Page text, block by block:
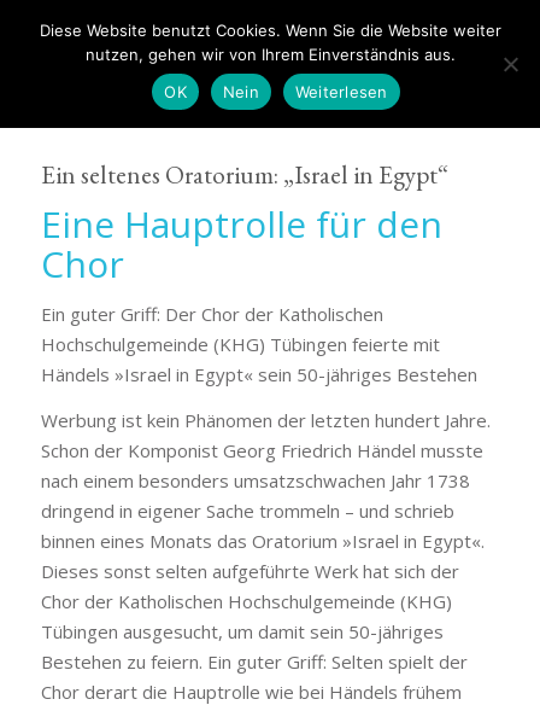
Ein seltenes Oratorium: „Israel in Egypt“
Eine Hauptrolle für den
Chor
Ein guter Griff: Der Chor der Katholischen
Hochschulgemeinde (KHG) Tübingen feierte mit
Händels »Israel in Egypt« sein 50-jähriges Bestehen
Werbung ist kein Phänomen der letzten hundert Jahre.
Schon der Komponist Georg Friedrich Händel musste
nach einem besonders umsatzschwachen Jahr 1738
dringend in eigener Sache trommeln – und schrieb
binnen eines Monats das Oratorium »Israel in Egypt«.
Dieses sonst selten aufgeführte Werk hat sich der
Chor der Katholischen Hochschulgemeinde (KHG)
Tübingen ausgesucht, um damit sein 50-jähriges
Bestehen zu feiern. Ein guter Griff: Selten spielt der
Chor derart die Hauptrolle wie bei Händels frühem
Diese Website benutzt Cookies. Wenn Sie die Website weiter
nutzen, gehen wir von Ihrem Einverständnis aus.
OK
Nein Weiterlesen